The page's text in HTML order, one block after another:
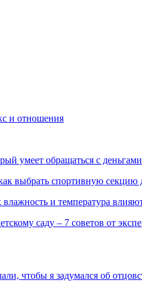
и отношения
умеет обращаться с
выбрать спортивную секцию
и температура
саду – 7 советов от
чтобы я задумался об